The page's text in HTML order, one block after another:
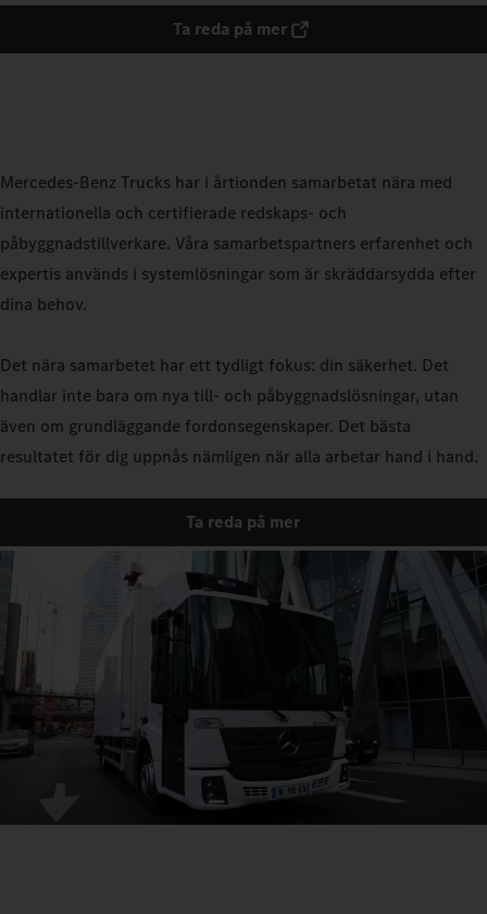
Ta reda på mer
Mercedes-Benz Trucks har i årtionden samarbetat nära med
internationella och certifierade redskaps- och
påbyggnadstillverkare. Våra samarbetspartners erfarenhet och
expertis används i systemlösningar som är skräddarsydda efter
dina behov.
Det nära samarbetet har ett tydligt fokus: din säkerhet. Det
handlar inte bara om nya till- och påbyggnadslösningar, utan
även om grundläggande fordonsegenskaper. Det bästa
resultatet för dig uppnås nämligen när alla arbetar hand i hand.
Ta reda på mer